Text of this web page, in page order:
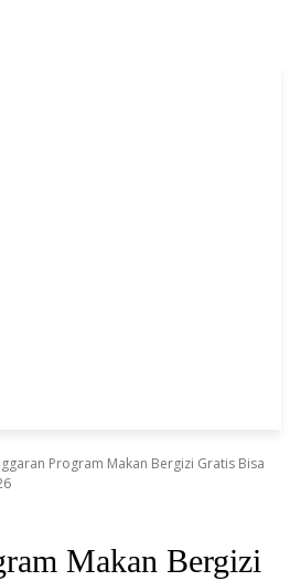
Program Makan Bergizi Gratis Bisa
Makan Bergizi